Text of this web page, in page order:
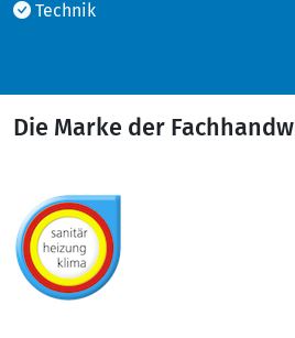
Technik
Die Marke der